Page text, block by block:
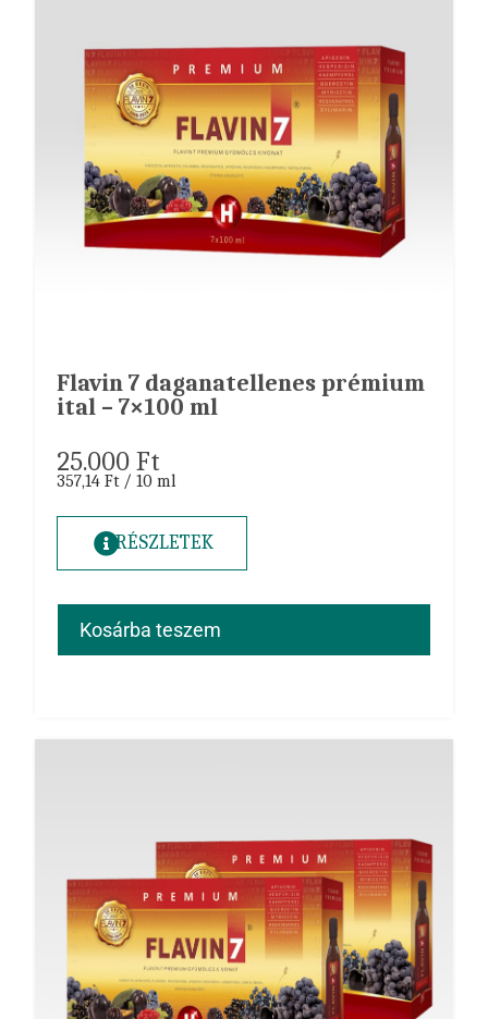
Flavin 7 daganatellenes prémium
ital – 7×100 ml
25.000Ft
357,14 Ft / 10 ml
RÉSZLETEK
Kosárba teszem